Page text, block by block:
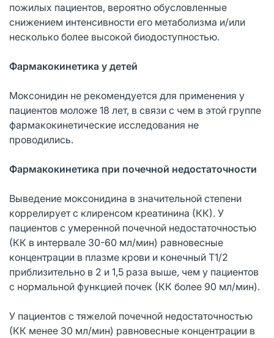
пожилых пациентов, вероятно обусловленные
снижением интенсивности его метаболизма и/или
несколько более высокой биодоступностью.
Фармакокинетика у детей
Моксонидин не рекомендуется для применения у
пациентов моложе 18 лет, в связи с чем в этой группе
фармакокинетические исследования не
проводились.
Фармакокинетика при почечной недостаточности
Выведение моксонидина в значительной степени
коррелирует с клиренсом креатинина (КК). У
пациентов с умеренной почечной недостаточностью
(КК в интервале 30-60 мл/мин) равновесные
концентрации в плазме крови и конечный T1/2
приблизительно в 2 и 1,5 раза выше, чем у пациентов
с нормальной функцией почек (КК более 90 мл/мин).
У пациентов с тяжелой почечной недостаточностью
(КК менее 30 мл/мин) равновесные концентрации в